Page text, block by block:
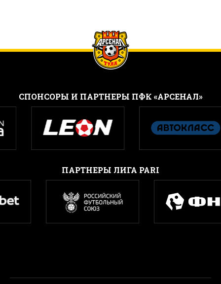
CПОНСОРЫ И ПАРТНЕРЫ ПФК «АРСЕНАЛ»
ПАРТНЕРЫ ЛИГА PARI